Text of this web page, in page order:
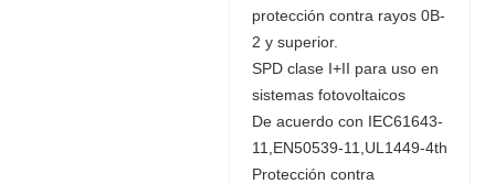
protección contra rayos 0B-
2 y superior.
SPD clase I+II para uso en
sistemas fotovoltaicos
De acuerdo con IEC61643-
11,EN50539-11,UL1449-4th
Protección contra